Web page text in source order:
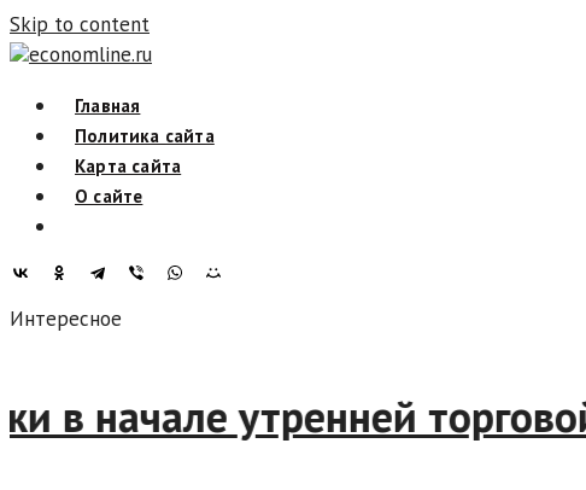
Skip to content
economline.ru
Главная
Политика сайта
Карта сайта
О сайте
Интересное
начале утренней торговой